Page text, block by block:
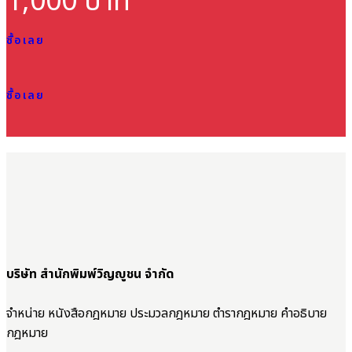
ซื้อเลย
ซื้อเลย
บริษัท สำนักพิมพ์วิญญูชน จำกัด
จำหน่าย หนังสือกฎหมาย ประมวลกฎหมาย ตำรากฎหมาย คำอธิบาย
กฎหมาย